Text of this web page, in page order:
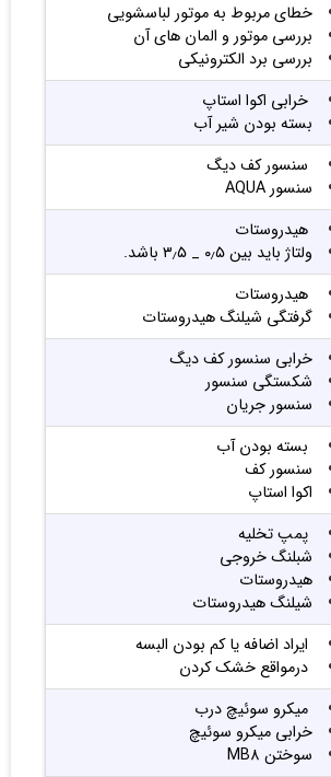
خطای مربوط به موتور لباسشویی
بررسی موتور و المان های آن
بررسی برد الکترونیکی
خرابی اکوا استاپ
بسته بودن شیر آب
سنسور کف دیگ
سنسور AQUA
هیدروستات
ولتاژ باید بین ۰٫۵ _ ۳٫۵ باشد.
هیدروستات
گرفتگی شیلنگ هیدروستات
خرابی سنسور کف دیگ
شکستگی سنسور
سنسور جریان
بسته بودن آب
سنسور کف
اکوا استاپ
پمپ تخلیه
شبلنگ خروجی
هیدروستات
شیلنگ هیدروستات
ایراد اضافه یا کم بودن البسه
درمواقع خشک کردن
میکرو سوئیچ درب
خرابی میکرو سوئیچ
سوختن MB8